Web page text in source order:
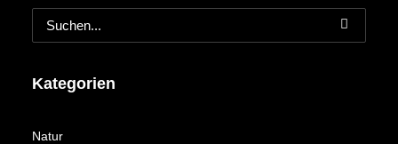
Kategorien
Natur